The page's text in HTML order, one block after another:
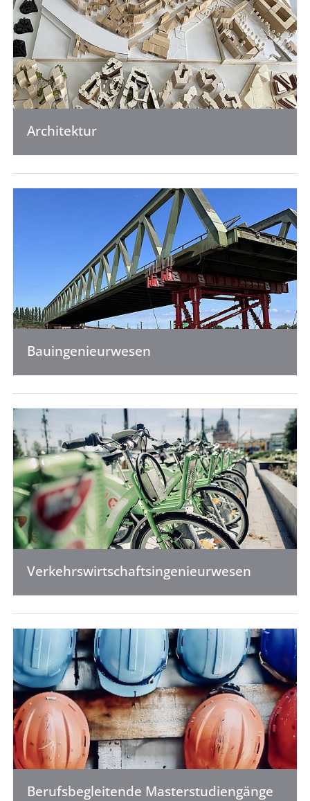
Architektur
Bauingenieurwesen
Verkehrswirtschaftsingenieurwesen
Berufsbegleitende Masterstudiengänge